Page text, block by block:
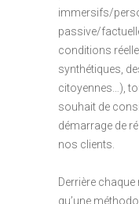
immersifs/
passive/
conditions
synthétiques,
citoyennes…),
souhait de
démarrage de
nos clients.
Derrière
qu’une